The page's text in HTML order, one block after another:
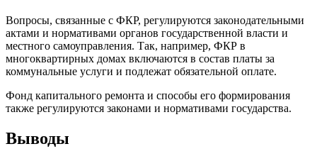
Вопросы, связанные с ФКР, регулируются законодательными
актами и нормативами органов государственной власти и
местного самоуправления. Так, например, ФКР в
многоквартирных домах включаются в состав платы за
коммунальные услуги и подлежат обязательной оплате.
Фонд капитального ремонта и способы его формирования
также регулируются законами и нормативами государства.
Выводы